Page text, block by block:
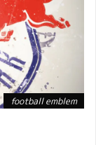
football emblem